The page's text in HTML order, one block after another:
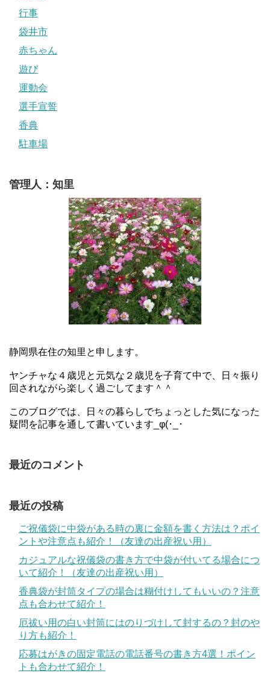
行事
袋井市
赤ちゃん
遊び
運動会
選手宣誓
香典
駐車場
管理人：知里
静岡県在住の知里と申します。
ヤンチャな４歳児と元気な２歳児を子育て中で、日々振り
回されながら楽しく過ごしてます＾＾
このブログでは、日々の暮らしでちょっとした気になった
疑問を記事を通して書いています_φ(･_･
最近のコメント
最近の投稿
ご祝儀袋に中袋がある時の裏に金額を書く方法は？ポイ
ントや注意点も紹介！（友達の出産祝い用）
カジュアルな祝儀袋の書き方で中袋が付いてる場合につ
いて紹介！（友達の出産祝い用）
香典袋が封筒タイプの場合は糊付けしてもいいの？注意
点も合わせて紹介！
厄祓い用の白い封筒にはのりづけして封するの？封のや
り方も紹介！
応募はがきの固定電話の電話番号の書き方4選！ポイン
トも合わせて紹介！